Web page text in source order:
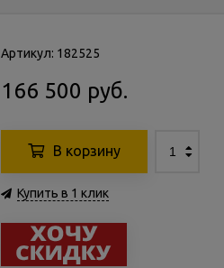
Артикул: 182525
166 500 руб.
В корзину
Купить в 1 клик